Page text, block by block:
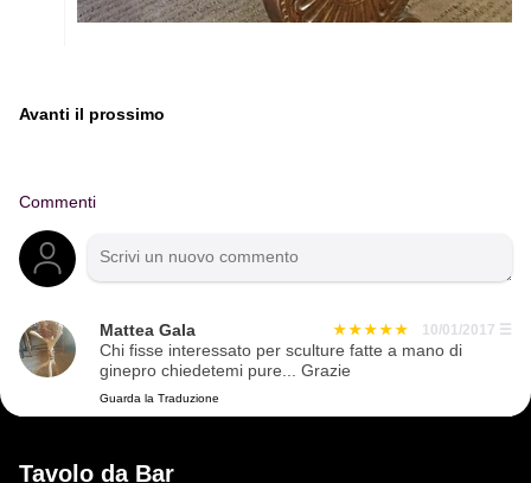
Avanti il ​​prossimo
Commenti
Mattea Gala 10/01/2017 ☰
Chi fisse interessato per sculture fatte a mano di
ginepro chiedetemi pure... Grazie
Guarda la Traduzione
Tavolo da Bar